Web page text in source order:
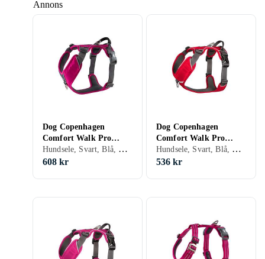
Annons
Dog Copenhagen
Comfort Walk Pro
Harness L
Hundsele, Svart, Blå, Röd, Orange, Grön, Rosa, Lila, Hundar
608 kr
Dog Copenhagen
Comfort Walk Pro
Harness M
Hundsele, Svart, Blå, Röd, Orange, Grön, Rosa, Lila, Hundar
536 kr